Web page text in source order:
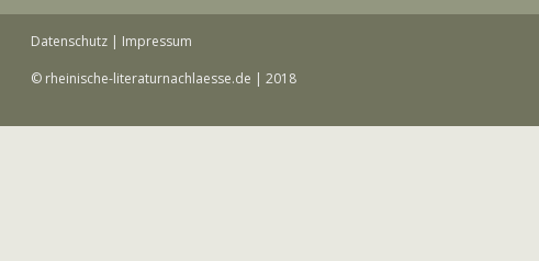
Datenschutz| Impressum
© rheinische-literaturnachlaesse.de | 2018